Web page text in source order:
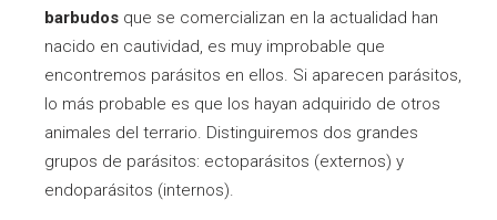
barbudos que se comercializan en la actualidad han
nacido en cautividad, es muy improbable que
encontremos parásitos en ellos. Si aparecen parásitos,
lo más probable es que los hayan adquirido de otros
animales del terrario. Distinguiremos dos grandes
grupos de parásitos: ectoparásitos (externos) y
endoparásitos (internos).